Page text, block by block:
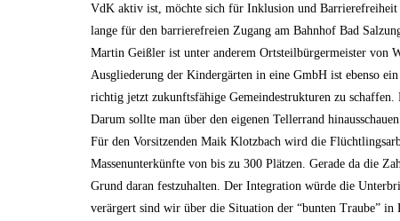
VdK aktiv ist, möchte sich für Inklusion und Barrierefreiheit
lange für den barrierefreien Zugang am Bahnhof Bad
Martin Geißler ist unter anderem Ortsteilbürgermeister von
Ausgliederung der Kindergärten in eine GmbH ist ebenso
richtig jetzt zukunftsfähige Gemeindestrukturen zu
Darum sollte man über den eigenen Tellerrand
Für den Vorsitzenden Maik Klotzbach wird die
Massenunterkünfte von bis zu 300 Plätzen. Gerade da die
Grund daran festzuhalten. Der Integration würde die
verärgert sind wir über die Situation der “bunten Traube”